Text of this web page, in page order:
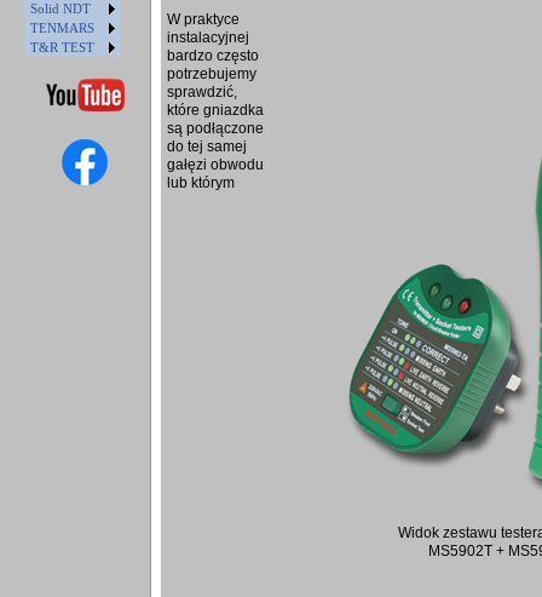
Solid NDT
TENMARS
T&R TEST
Widok zestawu
MS5902T +
W praktyce
instalacyjnej
bardzo często
potrzebujemy
sprawdzić,
które gniazdka
są podłączone
do tej samej
gałęzi obwodu
lub którym